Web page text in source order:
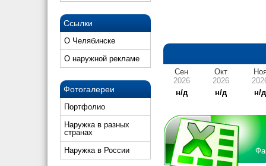
Ссылки
О Челябинске
О наружной рекламе
Фотогалереи
Портфолио
Наружка в разных
странах
Наружка в России
Сен
2026
н/д
Окт
2026
н/д
н/д